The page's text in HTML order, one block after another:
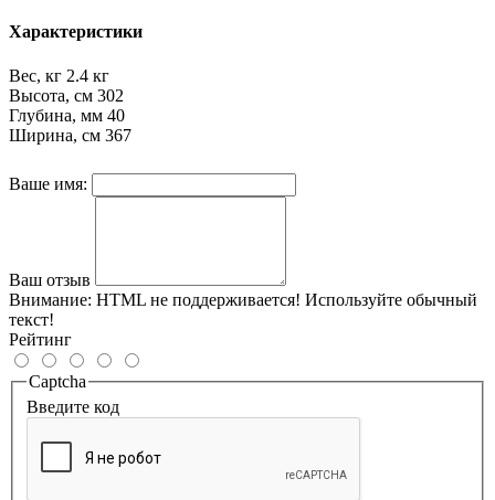
Характеристики
Вес, кг 2.4 кг
Высота, см 302
Глубина, мм 40
Ширина, см 367
Ваше имя:
Ваш отзыв
Внимание: HTML не поддерживается! Используйте обычный
текст!
Рейтинг
Captcha
Введите код